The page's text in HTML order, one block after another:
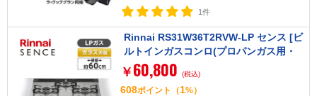
1件
Rinnai RS31W36T2RVW-LP センス [ビ
ルトインガスコンロ(プロパンガス用・
両側強火タイプ・3口・60cm)]
￥ 60,800 (税込)
608ポイント （1%）